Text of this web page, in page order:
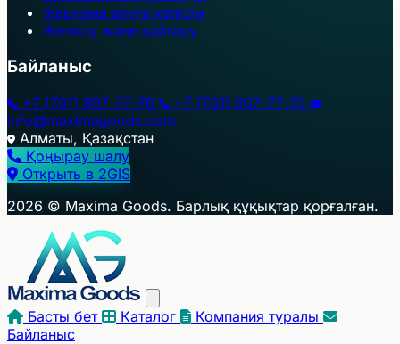
Жарнама алуға келісім
Жеткізу және қайтару
Байланыс
+7 (701) 907-77-76
+7 (701) 907-77-75
info@maximagoods.com
Алматы, Қазақстан
Қоңырау шалу
+
−
Открыть в 2GIS
2026 © Maxima Goods. Барлық құқықтар қорғалған.
Басты бет Каталог
Компания туралы
Байланыс